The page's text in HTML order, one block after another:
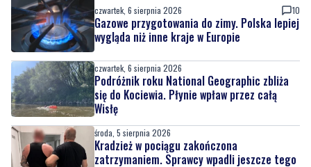
czwartek, 6 sierpnia 2026 10
Gazowe przygotowania do zimy. Polska lepiej
wygląda niż inne kraje w Europie
czwartek, 6 sierpnia 2026
Podróżnik roku National Geographic zbliża
się do Kociewia. Płynie wpław przez całą
Wisłę
środa, 5 sierpnia 2026
Kradzież w pociągu zakończona
zatrzymaniem. Sprawcy wpadli jeszcze tego